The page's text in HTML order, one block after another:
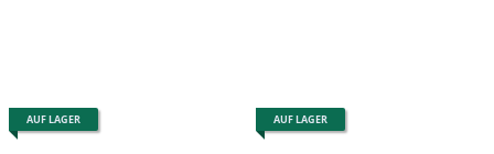
AUF LAGER AUF LAGER